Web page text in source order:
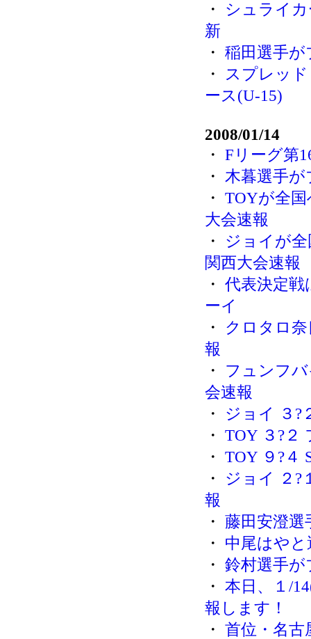
・ シュライ
新
・ 稲田選手
・
スプレッ
ース(U-15)
2008/01/14
・ Fリーグ第
・ 木暮選手
・ TOYが全国
大会速報
・ ジョイが
関西大会速報
・ 代表決定
ーイ
・ クロタロ
報
・ フュンフバ
会速報
・ ジョイ ３?
・ TOY ３?２
・ TOY ９?４
・ ジョイ ２?
報
・ 藤田安澄
・ 中尾はや
・ 鈴村選手
・ 本日、１/
報します！
・ 首位・名古